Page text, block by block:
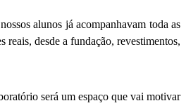
alunos já acompanhavam toda as
reais, desde a fundação, revestimentos,
será um espaço que vai motivar